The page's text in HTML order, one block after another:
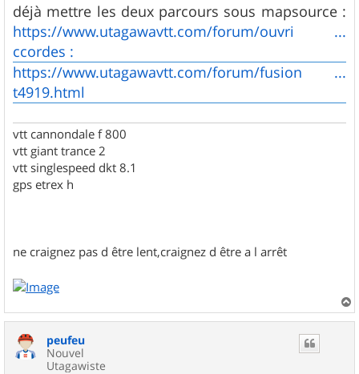
s
s
a
g
e
déjà mettre les deux parcours sous mapsource :
https://www.utagawavtt.com/forum/ouvri ...
ccordes :
https://www.utagawavtt.com/forum/fusion ...
t4919.html
vtt cannondale f 800
vtt giant trance 2
vtt singlespeed dkt 8.1
gps etrex h
ne craignez pas d être lent,craignez d être a l arrêt
a
peufeu
Nouvel
Utagawiste